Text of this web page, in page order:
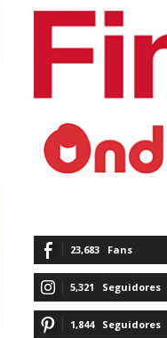
23,683 Fans
5,321 Seguidores
1,844 Seguidores